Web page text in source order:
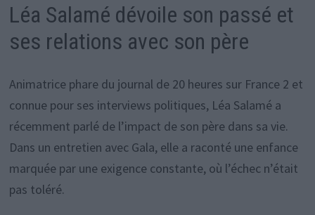
Léa Salamé dévoile son passé et
ses relations avec son père
Animatrice phare du journal de 20 heures sur France 2 et
connue pour ses interviews politiques, Léa Salamé a
récemment parlé de l’impact de son père dans sa vie.
Dans un entretien avec Gala, elle a raconté une enfance
marquée par une exigence constante, où l’échec n’était
pas toléré.